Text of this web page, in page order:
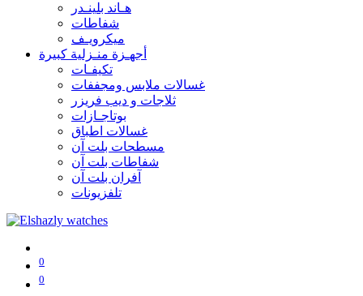
هـاند بلينـدر
شفاطات
ميكرويـف
أجهـزة منـزلية كبيرة
تكيفـات
غسالات ملابس ومجففات
ثلاجات و ديب فريزر
بوتاجـازات
غسالات اطباق
مسطحات بلت آن
شفاطات بلت آن
آفران بلت آن
تلفزيونات
0
0